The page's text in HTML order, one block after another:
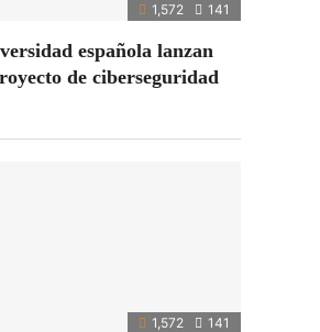
1,572 141
española lanzan
de ciberseguridad
1,572 141